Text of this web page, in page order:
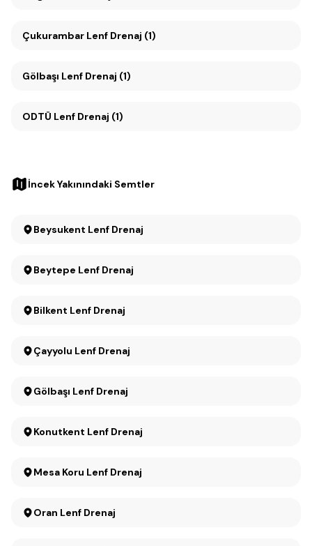
Çukurambar Lenf Drenaj (1)
Gölbaşı Lenf Drenaj (1)
ODTÜ Lenf Drenaj (1)
İncek Yakınındaki Semtler
Beysukent Lenf Drenaj
Beytepe Lenf Drenaj
Bilkent Lenf Drenaj
Çayyolu Lenf Drenaj
Gölbaşı Lenf Drenaj
Konutkent Lenf Drenaj
Mesa Koru Lenf Drenaj
Oran Lenf Drenaj